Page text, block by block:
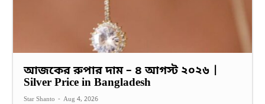
আজকের রুপার দাম – ৪ আগস্ট ২০২৬ |
Silver Price in Bangladesh
Star Shanto - Aug 4, 2026